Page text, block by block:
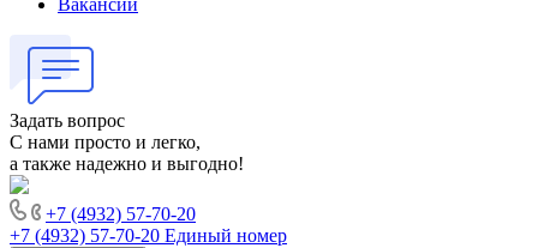
Задать вопрос
С нами просто и легко,
а также надежно и выгодно!
+7 (4932) 57-70-20
+7 (4932) 57-70-20 Единый номер